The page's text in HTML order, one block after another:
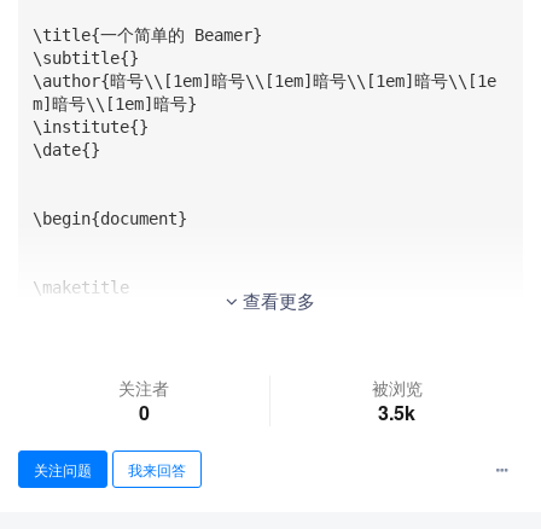
\title{一个简单的 Beamer}
\subtitle{}
\author{暗号\\[1em]暗号\\[1em]暗号\\[1em]暗号\\[1e
m]暗号\\[1em]暗号}
\institute{}
\date{}
\begin{document}
\maketitle
\end{frame}
\end{document}
查看更多
关注者
0
被浏览
3.5k
关注问题 我来回答